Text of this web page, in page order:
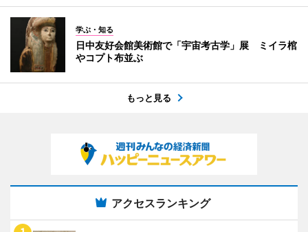
学ぶ・知る
日中友好会館美術館で「宇宙考古学」展 ミイラ棺
やコプト布並ぶ
もっと見る
アクセスランキング